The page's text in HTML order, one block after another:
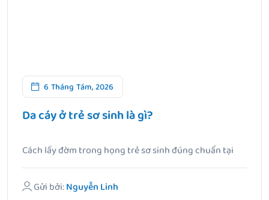
6 Tháng Tám, 2026
Da cáy ở trẻ sơ sinh là gì?
Cách lấy đờm trong họng trẻ sơ sinh đúng chuẩn tại
nhà.
Gửi bởi:Nguyễn Linh